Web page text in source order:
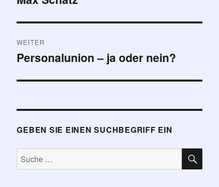
WEITER
Nächster
Personalunion – ja oder nein?
GEBEN SIE EINEN SUCHBEGRIFF EIN
Suche
nach: